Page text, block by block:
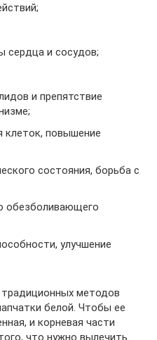
сердца и сосудов;
и препятствие
клеток, повышение
состояния, борьба с
обезболивающего
улучшение
методов
белой. Чтобы ее
и корневая части
что нужно вылечить.